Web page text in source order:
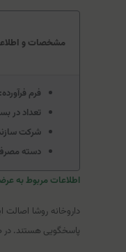
مشخصات و
فرم فرآورده:
تعداد در
شرکت
دسته
اطلاعات مربوط به
داروخانه روشا
پاسخگویی هستند. در